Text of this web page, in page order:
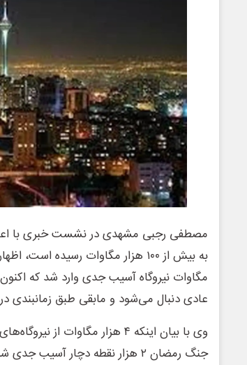
مصطفی رجبی مشهدی در نشست خبری با
عادی دنبال می‌شود و مابقی طبق زمانبندی
وی با بیان اینکه ۴ هزار